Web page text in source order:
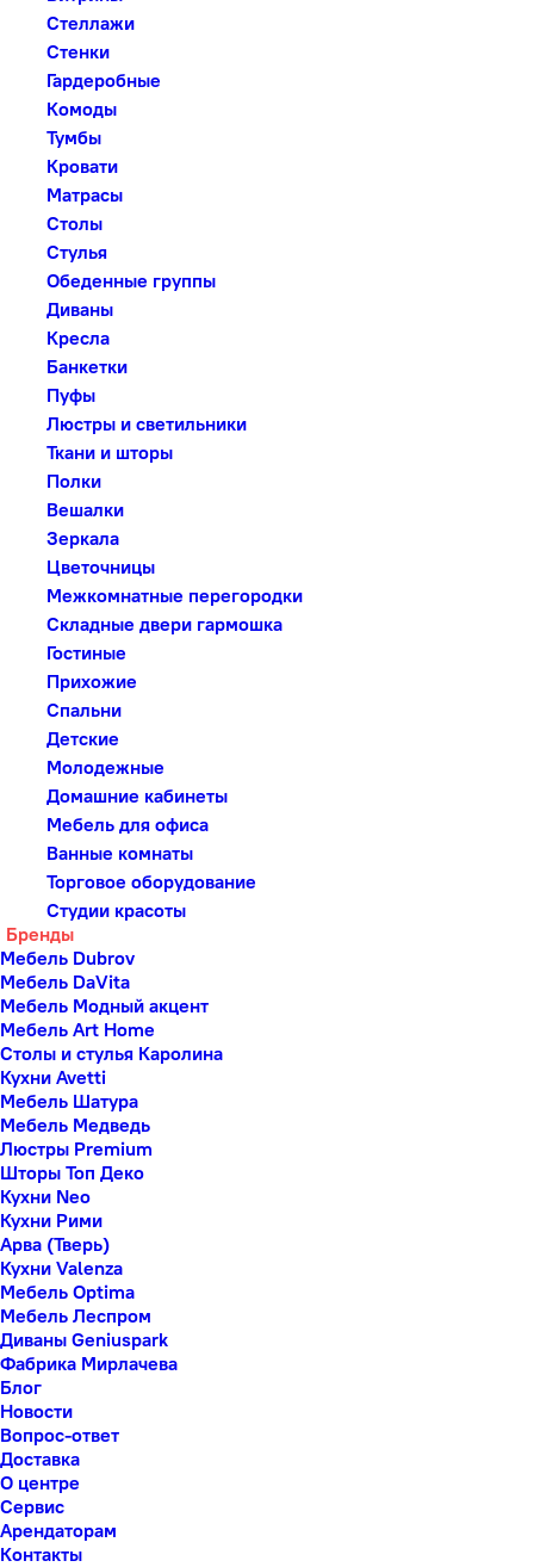
Стеллажи
Стенки
Гардеробные
Комоды
Тумбы
Кровати
Матрасы
Столы
Стулья
Обеденные группы
Диваны
Кресла
Банкетки
Пуфы
Люстры и светильники
Ткани и шторы
Полки
Вешалки
Зеркала
Цветочницы
Межкомнатные перегородки
Складные двери гармошка
Гостиные
Прихожие
Спальни
Детские
Молодежные
Домашние кабинеты
Мебель для офиса
Ванные комнаты
Торговое оборудование
Студии красоты
Бренды
Мебель Dubrov
Мебель DaVita
Мебель Модный акцент
Мебель Art Home
Столы и стулья Каролина
Кухни Avetti
Мебель Шатура
Мебель Медведь
Люстры Premium
Шторы Топ Деко
Кухни Neo
Кухни Рими
Арва (Тверь)
Кухни Valenza
Мебель Optima
Мебель Леспром
Диваны Geniuspark
Фабрика Мирлачева
Блог
Новости
Вопрос-ответ
Доставка
О центре
Сервис
Арендаторам
Контакты